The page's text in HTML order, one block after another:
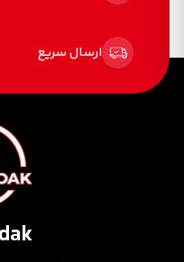
ارسال سریع